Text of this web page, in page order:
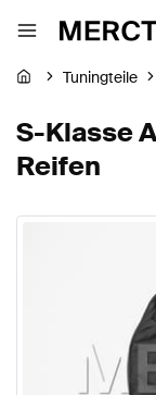
Tuningteile
S-Klasse
Reifen